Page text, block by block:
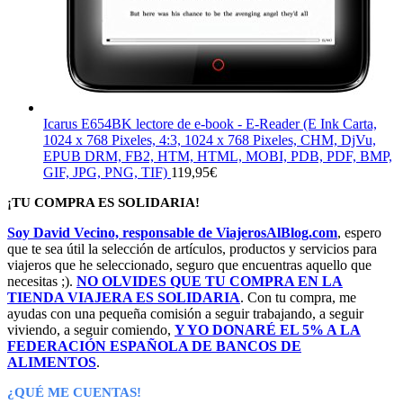
Icarus E654BK lectore de e-book - E-Reader (E Ink Carta,
1024 x 768 Pixeles, 4:3, 1024 x 768 Pixeles, CHM, DjVu,
EPUB DRM, FB2, HTM, HTML, MOBI, PDB, PDF, BMP,
GIF, JPG, PNG, TIF) 119,95€
¡TU COMPRA ES SOLIDARIA!
Soy David Vecino, responsable de ViajerosAlBlog.com, espero
que te sea útil la selección de artículos, productos y servicios para
viajeros que he seleccionado, seguro que encuentras aquello que
necesitas ;). NO OLVIDES QUE TU COMPRA EN LA
TIENDA VIAJERA ES SOLIDARIA. Con tu compra, me
ayudas con una pequeña comisión a seguir trabajando, a seguir
viviendo, a seguir comiendo, Y YO DONARÉ EL 5% A LA
FEDERACIÓN ESPAÑOLA DE BANCOS DE
ALIMENTOS.
¿QUÉ ME CUENTAS!